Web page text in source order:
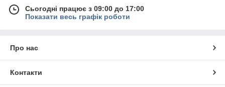
Сьогодні працює з 09:00 до 17:00
Показати весь графік роботи
Про нас
Контакти